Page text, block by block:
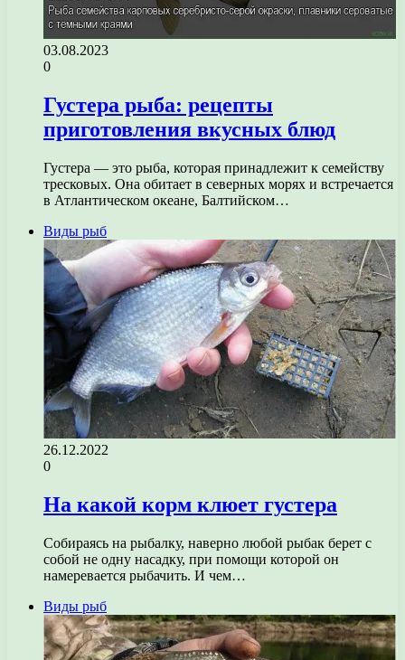
03.08.2023
0
Густера рыба: рецепты
приготовления вкусных блюд
Густера — это рыба, которая принадлежит к семейству
тресковых. Она обитает в северных морях и встречается
в Атлантическом океане, Балтийском…
Виды рыб
26.12.2022
0
На какой корм клюет густера
Собираясь на рыбалку, наверно любой рыбак берет с
собой не одну насадку, при помощи которой он
намеревается рыбачить. И чем…
Виды рыб